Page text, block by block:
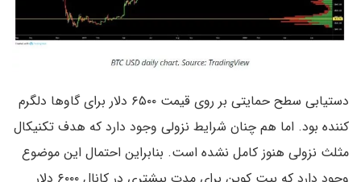
دستیابی سطح حمایتی بر روی قیمت ۶۵۰۰ دلار برای گاوها دلگرم
کننده بود. اما هم چنان شرایط نزولی وجود دارد که هدف تکنیکال
مثلث نزولی هنوز کامل نشده است. بنابراین احتمال این موضوع